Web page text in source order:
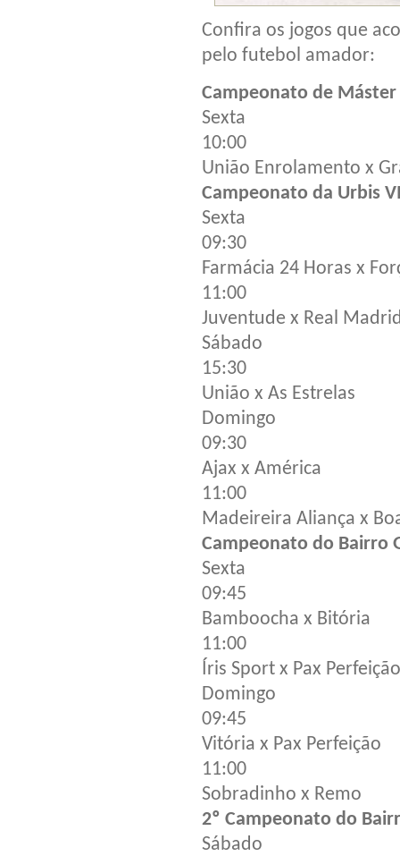
Confira os jogos que
pelo futebol amador:
Campeonato de
Sexta
10:00
União Enrolamento x
Campeonato da Urbis
Sexta
09:30
Farmácia 24 Horas x
11:00
Juventude x Real
Sábado
15:30
União x As Estrelas
Domingo
09:30
Ajax x América
11:00
Madeireira Aliança x
Campeonato do Bairro
Sexta
09:45
Bamboocha x Bitória
11:00
Íris Sport x Pax Perfeição
Domingo
09:45
Vitória x Pax Perfeição
11:00
Sobradinho x Remo
2º Campeonato do
Sábado